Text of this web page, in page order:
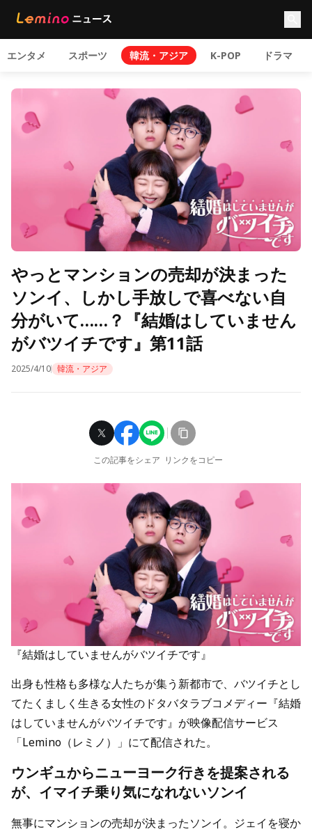
エンタメ スポーツ 韓流・アジア K-POP ドラマ
やっとマンションの売却が決まった
ソンイ、しかし手放しで喜べない自
分がいて……？『結婚はしていません
がバツイチです』第11話
2025/4/10 韓流・アジア
この記事をシェア リンクをコピー
『結婚はしていませんがバツイチです』
出身も性格も多様な人たちが集う新都市で、バツイチとし
てたくましく生きる女性のドタバタラブコメディー『結婚
はしていませんがバツイチです』が映像配信サービス
「Lemino（レミノ）」にて配信された。
ウンギュからニューヨーク行きを提案される
が、イマイチ乗り気になれないソンイ
無事にマンションの売却が決まったソンイ。ジェイを寝か